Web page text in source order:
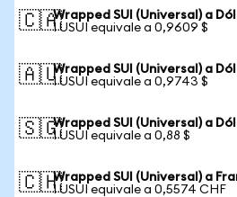
🇨🇦Wrapped SUI (Universal) a
1 USUI equivale a 0,9609 $
🇦🇺Wrapped SUI (Universal) a
1 USUI equivale a 0,9743 $
🇸🇬Wrapped SUI (Universal) a
1 USUI equivale a 0,88 $
🇨🇭Wrapped SUI (Universal) a
1 USUI equivale a 0,5574 CHF